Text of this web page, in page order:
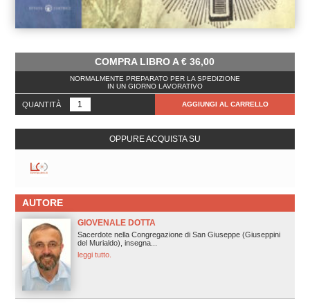
COMPRA LIBRO A€ 36,00
NORMALMENTE PREPARATO PER LA SPEDIZIONE
IN UN GIORNO LAVORATIVO
QUANTITÀ AGGIUNGI AL CARRELLO
OPPURE ACQUISTA SU
AUTORE
GIOVENALE DOTTA
Sacerdote nella Congregazione di San Giuseppe (Giuseppini
del Murialdo), insegna...
leggi tutto.